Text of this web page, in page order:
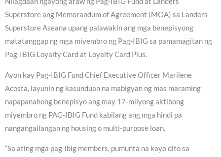
Superstore ang Memorandum of Agreement (MOA) sa Landers
Superstore Aseana upang palawakin ang mga benepisyong
matatanggap ng mga miyembro ng Pag-IBIG sa pamamagitan ng
Pag-IBIG Loyalty Card at Loyalty Card Plus.
Ayon kay Pag-IBIG Fund Chief Executive Officer Marilene
Acosta, layunin ng kasunduan na mabigyan ng mas maraming
napapanahong benepisyo ang may 17-milyong aktibong
miyembro ng PAG-IBIG Fund kabilang ang mga hindi pa
nangangailangan ng housing o multi-purpose loan.
“Sa ating mga pag-ibig members, pumunta na kayo dito sa